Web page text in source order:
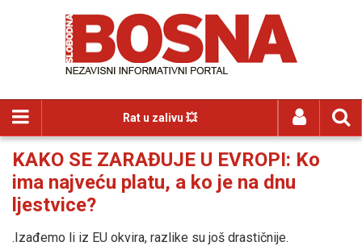
Rat u zalivu 💥
KAKO SE ZARAĐUJE U EVROPI: Ko
ima najveću platu, a ko je na dnu
ljestvice?
.Izađemo li iz EU okvira, razlike su još drastičnije.